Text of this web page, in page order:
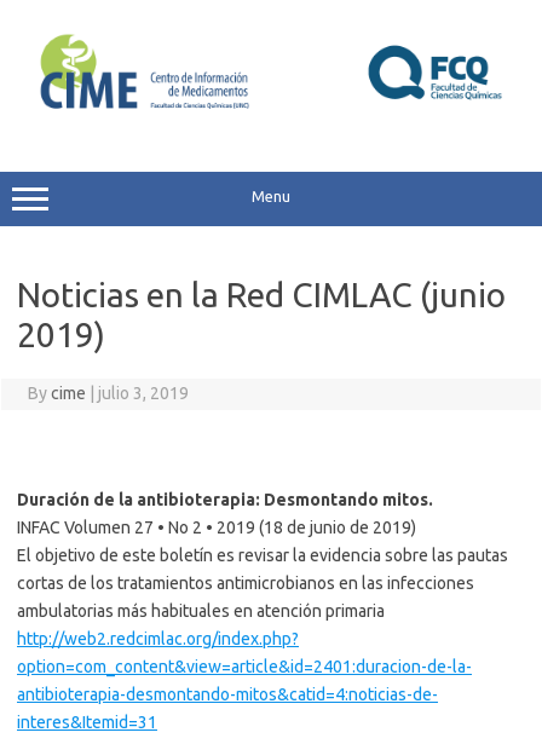
content
Menu
Noticias en la Red CIMLAC (junio
2019)
Bycime julio 3, 2019
Duración de la antibioterapia: Desmontando mitos.
INFAC Volumen 27 • No 2 • 2019 (18 de junio de 2019)
El objetivo de este boletín es revisar la evidencia sobre las pautas
cortas de los tratamientos antimicrobianos en las infecciones
ambulatorias más habituales en atención primaria
http://web2.redcimlac.org/index.php?
option=com_content&view=article&id=2401:duracion-de-la-
antibioterapia-desmontando-mitos&catid=4:noticias-de-
interes&Itemid=31